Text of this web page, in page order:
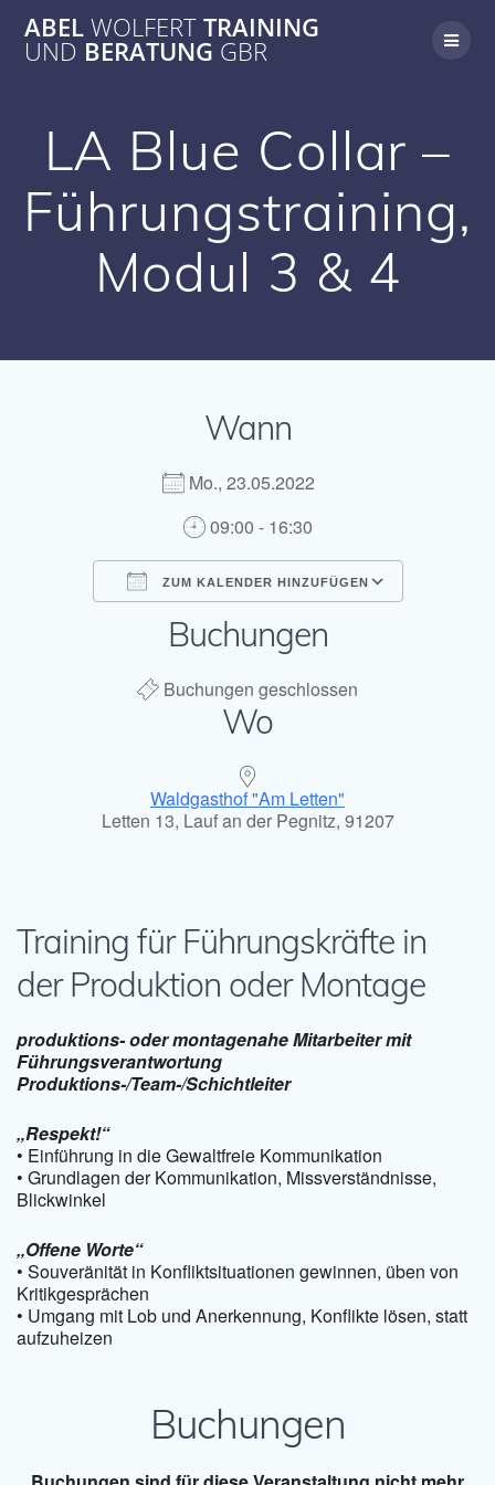
Inhalt
springen
ABELWOLFERTTRAINING
UND BERATUNG GBR
LA Blue Collar –
Führungstraining,
Modul 3 & 4
Wann
Mo., 23.05.2022
09:00 - 16:30
ZUM KALENDER HINZUFÜGEN
ICS herunterladen
Buchungen
Buchungen geschlossen
Wo
Waldgasthof "Am Letten"
Letten 13, Lauf an der Pegnitz, 91207
Training für Führungskräfte in
der Produktion oder Montage
produktions- oder montagenahe Mitarbeiter mit
Führungsverantwortung
Produktions-/Team-/Schichtleiter
„Respekt!“
• Einführung in die Gewaltfreie Kommunikation
• Grundlagen der Kommunikation, Missverständnisse,
Blickwinkel
„Offene Worte“
• Souveränität in Konfliktsituationen gewinnen, üben von
Kritikgesprächen
• Umgang mit Lob und Anerkennung, Konflikte lösen, statt
aufzuheizen
Buchungen